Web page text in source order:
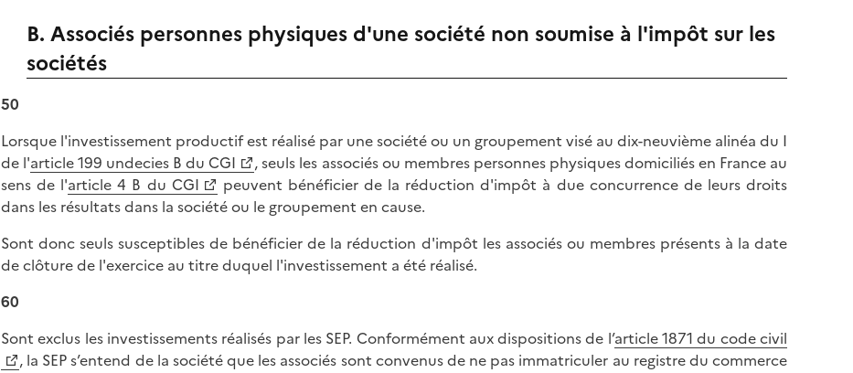
B. Associés personnes physiques d'une société non soumise à l'impôt sur les
sociétés
50
Lorsque l'investissement productif est réalisé par une société ou un groupement visé au dix-neuvième alinéa du I
de l'article 199 undecies B du CGI
, seuls les associés ou membres personnes physiques domiciliés en France au
sens de l'article 4 B du CGI
peuvent bénéficier de la réduction d'impôt à due concurrence de leurs droits
dans les résultats dans la société ou le groupement en cause.
Sont donc seuls susceptibles de bénéficier de la réduction d'impôt les associés ou membres présents à la date
de clôture de l'exercice au titre duquel l'investissement a été réalisé.
60
Sont exclus les investissements réalisés par les SEP. Conformément aux dispositions de l’article 1871 du code civil
, la SEP s’entend de la société que les associés sont convenus de ne pas immatriculer au registre du commerce